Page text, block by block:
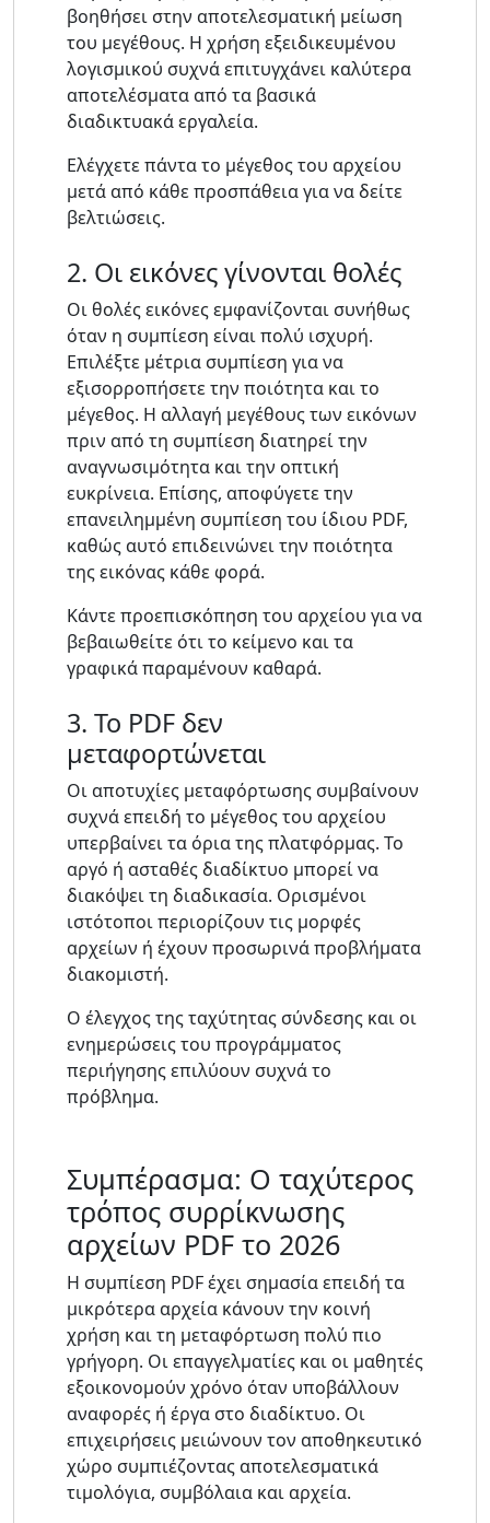
βοηθήσει στην αποτελεσματική μείωση
του μεγέθους. Η χρήση εξειδικευμένου
λογισμικού συχνά επιτυγχάνει καλύτερα
αποτελέσματα από τα βασικά
διαδικτυακά εργαλεία.
Ελέγχετε πάντα το μέγεθος του αρχείου
μετά από κάθε προσπάθεια για να δείτε
βελτιώσεις.
2. Οι εικόνες γίνονται θολές
Οι θολές εικόνες εμφανίζονται συνήθως
όταν η συμπίεση είναι πολύ ισχυρή.
Επιλέξτε μέτρια συμπίεση για να
εξισορροπήσετε την ποιότητα και το
μέγεθος. Η αλλαγή μεγέθους των εικόνων
πριν από τη συμπίεση διατηρεί την
αναγνωσιμότητα και την οπτική
ευκρίνεια. Επίσης, αποφύγετε την
επανειλημμένη συμπίεση του ίδιου PDF,
καθώς αυτό επιδεινώνει την ποιότητα
της εικόνας κάθε φορά.
Κάντε προεπισκόπηση του αρχείου για να
βεβαιωθείτε ότι το κείμενο και τα
γραφικά παραμένουν καθαρά.
3. Το PDF δεν
μεταφορτώνεται
Οι αποτυχίες μεταφόρτωσης συμβαίνουν
συχνά επειδή το μέγεθος του αρχείου
υπερβαίνει τα όρια της πλατφόρμας. Το
αργό ή ασταθές διαδίκτυο μπορεί να
διακόψει τη διαδικασία. Ορισμένοι
ιστότοποι περιορίζουν τις μορφές
αρχείων ή έχουν προσωρινά προβλήματα
διακομιστή.
Ο έλεγχος της ταχύτητας σύνδεσης και οι
ενημερώσεις του προγράμματος
περιήγησης επιλύουν συχνά το
πρόβλημα.
Συμπέρασμα: Ο ταχύτερος
τρόπος συρρίκνωσης
αρχείων PDF το 2026
Η συμπίεση PDF έχει σημασία επειδή τα
μικρότερα αρχεία κάνουν την κοινή
χρήση και τη μεταφόρτωση πολύ πιο
γρήγορη. Οι επαγγελματίες και οι μαθητές
εξοικονομούν χρόνο όταν υποβάλλουν
αναφορές ή έργα στο διαδίκτυο. Οι
επιχειρήσεις μειώνουν τον αποθηκευτικό
χώρο συμπιέζοντας αποτελεσματικά
τιμολόγια, συμβόλαια και αρχεία.